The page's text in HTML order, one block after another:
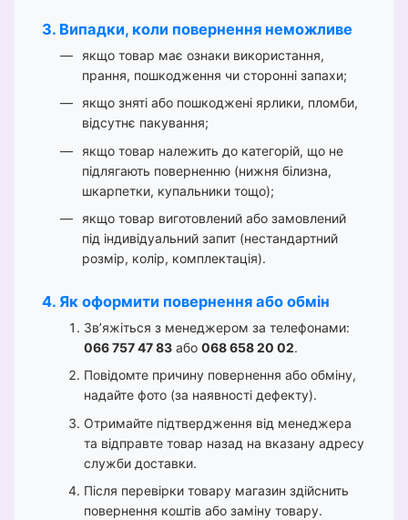
3. Випадки, коли повернення неможливе
якщо товар має ознаки використання,
прання, пошкодження чи сторонні запахи;
якщо зняті або пошкоджені ярлики, пломби,
відсутнє пакування;
якщо товар належить до категорій, що не
підлягають поверненню (нижня білизна,
шкарпетки, купальники тощо);
якщо товар виготовлений або замовлений
під індивідуальний запит (нестандартний
розмір, колір, комплектація).
4. Як оформити повернення або обмін
Зв’яжіться з менеджером за телефонами:
066 757 47 83 або 068 658 20 02.
Повідомте причину повернення або обміну,
надайте фото (за наявності дефекту).
Отримайте підтвердження від менеджера
та відправте товар назад на вказану адресу
служби доставки.
Після перевірки товару магазин здійснить
повернення коштів або заміну товару.